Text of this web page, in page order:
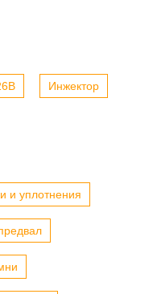
Инжектор
и уплотнения